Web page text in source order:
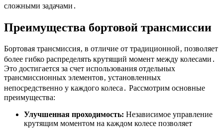
сложными задачами․
Преимущества бортовой трансмиссии
Бортовая трансмиссия‚ в отличие от традиционной‚ позволяет
более гибко распределять крутящий момент между колесами․
Это достигается за счет использования отдельных
трансмиссионных элементов‚ установленных
непосредственно у каждого колеса․ Рассмотрим основные
преимущества:
Улучшенная проходимость: Независимое управление
крутящим моментом на каждом колесе позволяет